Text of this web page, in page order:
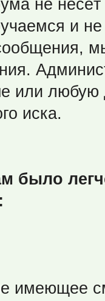
не
и не
или любую
иска.
было
имеющее